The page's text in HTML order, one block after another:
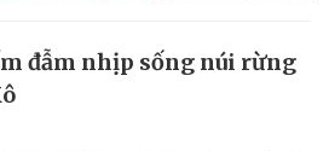
đẫm nhịp sống núi rừng